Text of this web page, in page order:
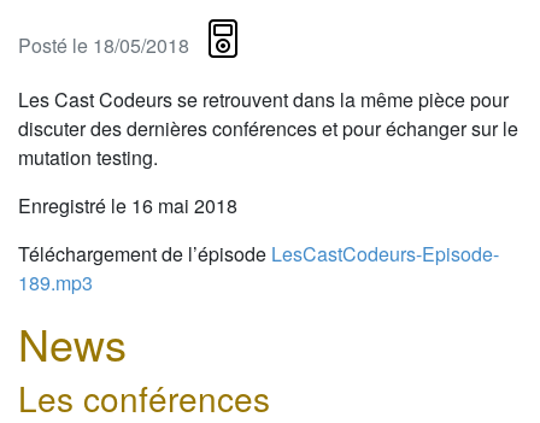
Posté le 18/05/2018
Les Cast Codeurs se retrouvent dans la même pièce pour
discuter des dernières conférences et pour échanger sur le
mutation testing.
Enregistré le 16 mai 2018
Téléchargement de l’épisode LesCastCodeurs-Episode-
189.mp3
News
Les conférences